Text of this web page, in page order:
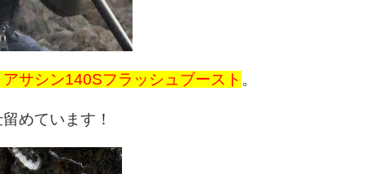
サシン140Sフラッシュブースト 。
めています！